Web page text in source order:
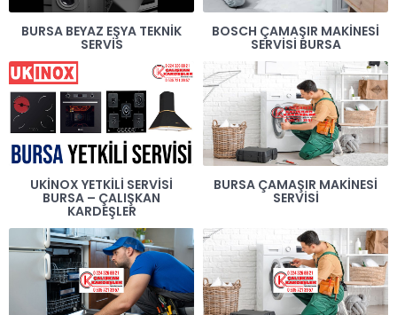
BURSA BEYAZ EŞYA TEKNIK
SERVIS
BOSCH ÇAMAŞIR MAKINESI
SERVISI BURSA
UKINOX YETKILI SERVISI
BURSA – ÇALIŞKAN
KARDEŞLER
BURSA ÇAMAŞIR MAKINESI
SERVISI